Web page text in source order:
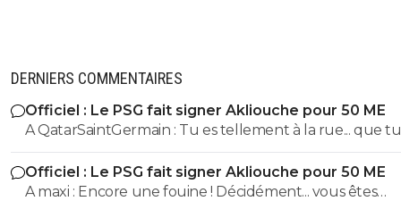
DERNIERS COMMENTAIRES
Officiel : Le PSG fait signer Akliouche pour 50 ME
A QatarSaintGermain : Tu es tellement à la rue... que tu n'as
même pas compris que l'ASM était l'adversaire direct
cette saison.
Officiel : Le PSG fait signer Akliouche pour 50 ME
A maxi : Encore une fouine ! Décidément... vous êtes